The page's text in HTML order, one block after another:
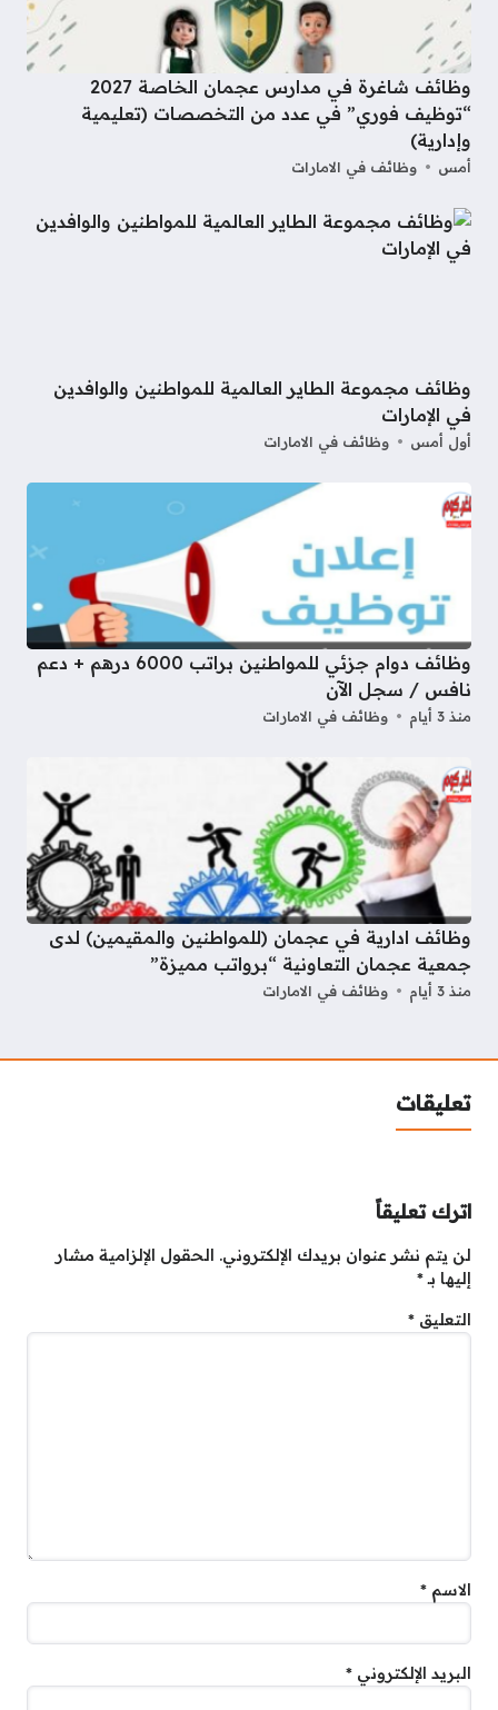
وظائف شاغرة في مدارس عجمان الخاصة 2027
“توظيف فوري” في عدد من التخصصات (تعليمية
وإدارية)
أمس وظائف في الامارات
وظائف مجموعة الطاير العالمية للمواطنين والوافدين
في الإمارات
أول أمس وظائف في الامارات
وظائف دوام جزئي للمواطنين براتب 6000 درهم + دعم
نافس / سجل الآن
منذ 3 أيام وظائف في الامارات
وظائف ادارية في عجمان (للمواطنين والمقيمين) لدى
جمعية عجمان التعاونية “برواتب مميزة”
منذ 3 أيام وظائف في الامارات
تعليقات
اترك تعليقاً
لن يتم نشر عنوان بريدك الإلكتروني. الحقول الإلزامية مشار
إليها بـ*
التعليق *
الاسم *
البريد الإلكتروني *